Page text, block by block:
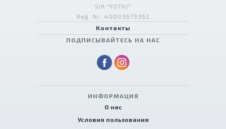
SIA "FOTKI"
Reģ. Nr. 40003679362
Контакты
ПОДПИСЫВАЙТЕСЬ НА НАС
ИНФОРМАЦИЯ
О нас
Условия пользования